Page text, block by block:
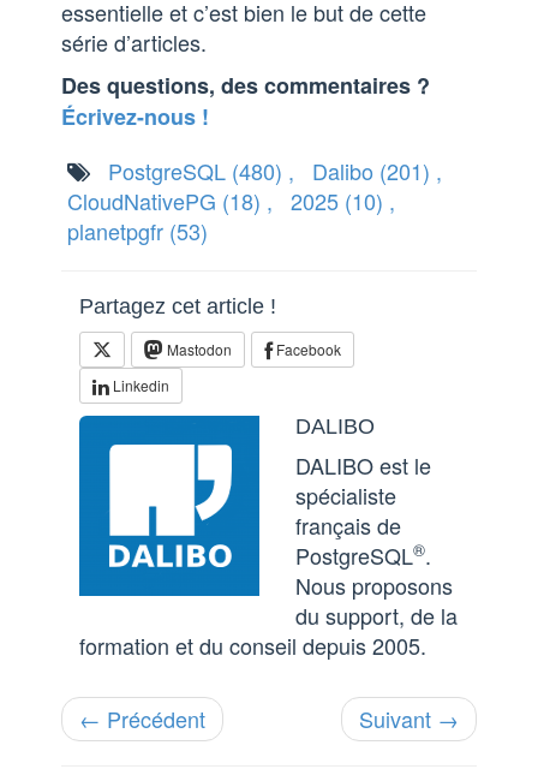
essentielle et c’est bien le but de cette
série d’articles.
Des questions, des commentaires ?
Écrivez-nous !
PostgreSQL (480) , Dalibo (201) ,
CloudNativePG (18) , 2025 (10) ,
planetpgfr (53)
Partagez cet article !
Mastodon
Facebook
Linkedin
DALIBO
DALIBO est le
spécialiste
français de
PostgreSQL®.
Nous proposons
du support, de la
formation et du conseil depuis 2005.
← Précédent Suivant →